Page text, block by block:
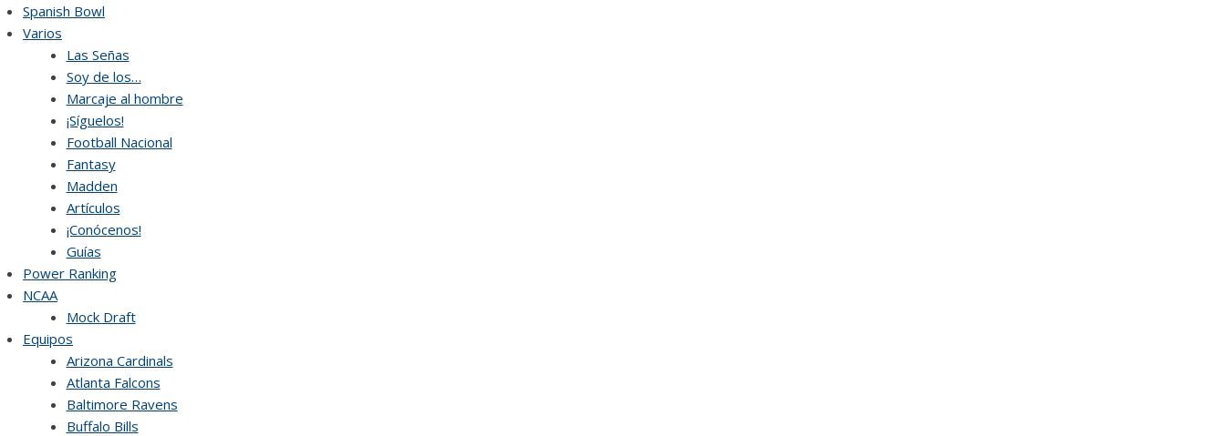
Skip
to
Spanish Bowl
Varios
Las Señas
Soy de los…
Marcaje al hombre
¡Síguelos!
Football Nacional
Fantasy
Madden
Artículos
¡Conócenos!
Guías
Power Ranking
NCAA
Mock Draft
Equipos
Arizona Cardinals
Atlanta Falcons
Baltimore Ravens
Buffalo Bills